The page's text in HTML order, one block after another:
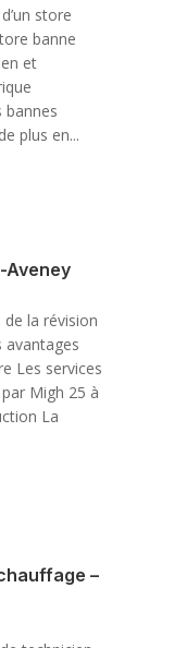
store
banne
et
bannes
plus en...
Aveney
la révision
avantages
Les services
Migh 25 à
La
–